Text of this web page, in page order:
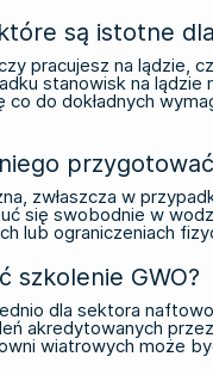
są istotne
pracujesz na
stanowisk na lądzie
do dokładnych
w
się swobodnie w
lub ograniczeniach
szkolenie GWO?
dla sektora
akredytowanych
wiatrowych może